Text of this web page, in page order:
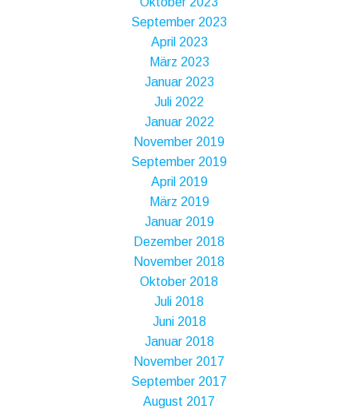
September 2023
April 2023
März 2023
Januar 2023
Juli 2022
Januar 2022
November 2019
September 2019
April 2019
März 2019
Januar 2019
Dezember 2018
November 2018
Oktober 2018
Juli 2018
Juni 2018
Januar 2018
November 2017
September 2017
August 2017